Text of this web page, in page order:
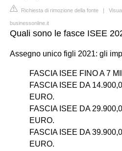
Richiesta di rimozione della fonte |
businessonline.it
Quali sono le fasce ISEE
Assegno unico figli 2021: gli
FASCIA ISEE FINO A 7
FASCIA ISEE DA
EURO.
FASCIA ISEE DA
EURO.
FASCIA ISEE DA
EURO.